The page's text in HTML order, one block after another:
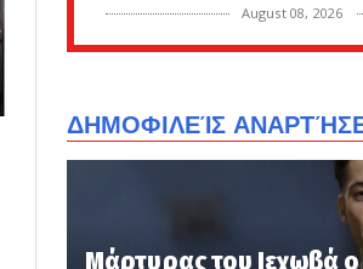
August 08, 2026
LATEST
August 08, 2026
Σκιάθος: «Με
άφησαν αιμόφυρτο στον
August 08, 2026
ΔΗΜΟΦΙΛΕΊΣ
Μάρτυρας του Ιεχωβά ο